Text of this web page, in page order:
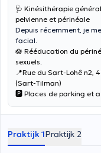
🩺 Kinésithérapie
pelvienne et périnéale
Depuis récemment, je
facial.
🪷 Rééducation du
sexuels.
📍Rue du Sart-Lohê n2,
(Sart-Tilman)
🅿️ Places de parking et
Praktijk 1Praktijk 2